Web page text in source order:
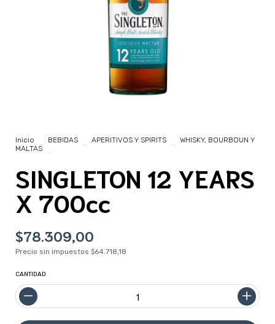
Inicio BEBIDAS APERITIVOS Y SPIRITS
WHISKY, BOURBOUN Y
MALTAS
SINGLETON 12 YEARS
X 700cc
$78.309,00
Precio sin impuestos $64.718,18
CANTIDAD